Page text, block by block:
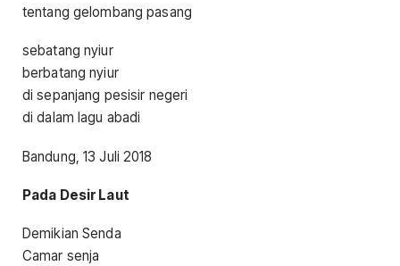
tentang gelombang pasang
sebatang nyiur
berbatang nyiur
di sepanjang pesisir negeri
di dalam lagu abadi
Bandung, 13 Juli 2018
Pada Desir Laut
Demikian Senda
Camar senja